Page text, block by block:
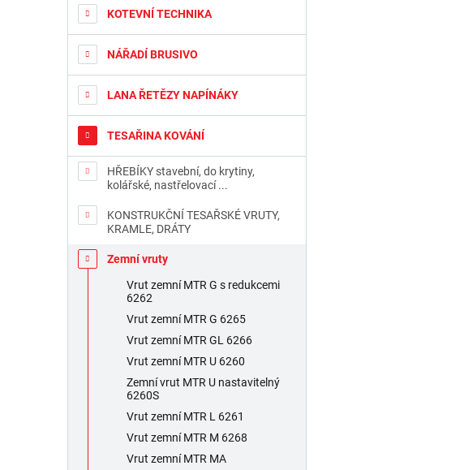
p
n
KOTEVNÍ TECHNIKA
NÁŘADÍ BRUSIVO
LANA ŘETĚZY NAPÍNÁKY
TESAŘINA KOVÁNÍ
HŘEBÍKY stavební, do krytiny,
kolářské, nastřelovací ...
KONSTRUKČNÍ TESAŘSKÉ VRUTY,
KRAMLE, DRÁTY
Zemní vruty
Vrut zemní MTR G s redukcemi
6262
Vrut zemní MTR G 6265
Vrut zemní MTR GL 6266
Vrut zemní MTR U 6260
Zemní vrut MTR U nastavitelný
6260S
Vrut zemní MTR L 6261
Vrut zemní MTR M 6268
Vrut zemní MTR MA